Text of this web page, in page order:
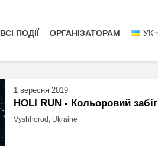
ВСІ ПОДІЇ ОРГАНІЗАТОРАМ УК
1 вересня 2019
HOLI RUN - Кольоровий забіг
Vyshhorod, Ukraine